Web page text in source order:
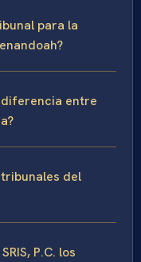
para la
diferencia entre
del
P.C. los